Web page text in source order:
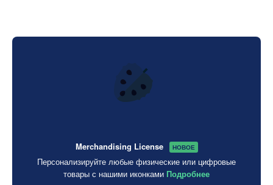
Merchandising License НОВОЕ
Персонализируйте любые физические или цифровые
товары с нашими иконками Подробнее